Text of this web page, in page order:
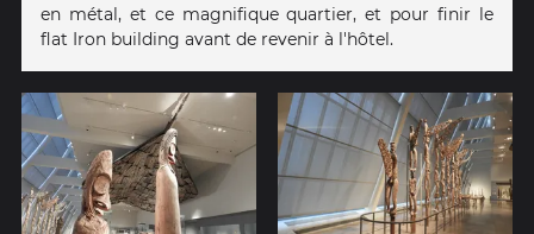
en métal, et ce magnifique quartier, et pour finir le
flat Iron building avant de revenir à l'hôtel.